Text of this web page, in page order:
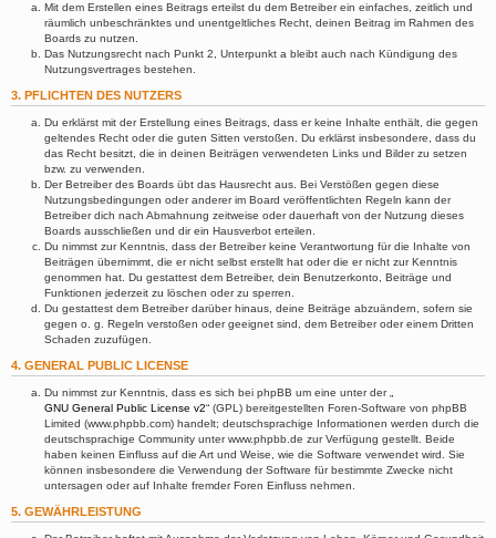
Mit dem Erstellen eines Beitrags erteilst du dem Betreiber ein einfaches, zeitlich und
räumlich unbeschränktes und unentgeltliches Recht, deinen Beitrag im Rahmen des
Boards zu nutzen.
Das Nutzungsrecht nach Punkt 2, Unterpunkt a bleibt auch nach Kündigung des
Nutzungsvertrages bestehen.
3. PFLICHTEN DES NUTZERS
Du erklärst mit der Erstellung eines Beitrags, dass er keine Inhalte enthält, die gegen
geltendes Recht oder die guten Sitten verstoßen. Du erklärst insbesondere, dass du
das Recht besitzt, die in deinen Beiträgen verwendeten Links und Bilder zu setzen
bzw. zu verwenden.
Der Betreiber des Boards übt das Hausrecht aus. Bei Verstößen gegen diese
Nutzungsbedingungen oder anderer im Board veröffentlichten Regeln kann der
Betreiber dich nach Abmahnung zeitweise oder dauerhaft von der Nutzung dieses
Boards ausschließen und dir ein Hausverbot erteilen.
Du nimmst zur Kenntnis, dass der Betreiber keine Verantwortung für die Inhalte von
Beiträgen übernimmt, die er nicht selbst erstellt hat oder die er nicht zur Kenntnis
genommen hat. Du gestattest dem Betreiber, dein Benutzerkonto, Beiträge und
Funktionen jederzeit zu löschen oder zu sperren.
Du gestattest dem Betreiber darüber hinaus, deine Beiträge abzuändern, sofern sie
gegen o. g. Regeln verstoßen oder geeignet sind, dem Betreiber oder einem Dritten
Schaden zuzufügen.
4. GENERAL PUBLIC LICENSE
Du nimmst zur Kenntnis, dass es sich bei phpBB um eine unter der „
GNU General Public License v2“ (GPL) bereitgestellten Foren-Software von phpBB
Limited (www.phpbb.com) handelt; deutschsprachige Informationen werden durch die
deutschsprachige Community unter www.phpbb.de zur Verfügung gestellt. Beide
haben keinen Einfluss auf die Art und Weise, wie die Software verwendet wird. Sie
können insbesondere die Verwendung der Software für bestimmte Zwecke nicht
untersagen oder auf Inhalte fremder Foren Einfluss nehmen.
5. GEWÄHRLEISTUNG